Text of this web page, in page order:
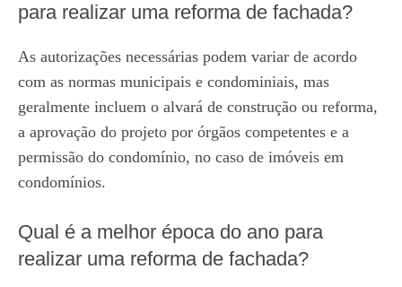
para realizar uma reforma de fachada?
As autorizações necessárias podem variar de acordo
com as normas municipais e condominiais, mas
geralmente incluem o alvará de construção ou reforma,
a aprovação do projeto por órgãos competentes e a
permissão do condomínio, no caso de imóveis em
condomínios.
Qual é a melhor época do ano para
realizar uma reforma de fachada?